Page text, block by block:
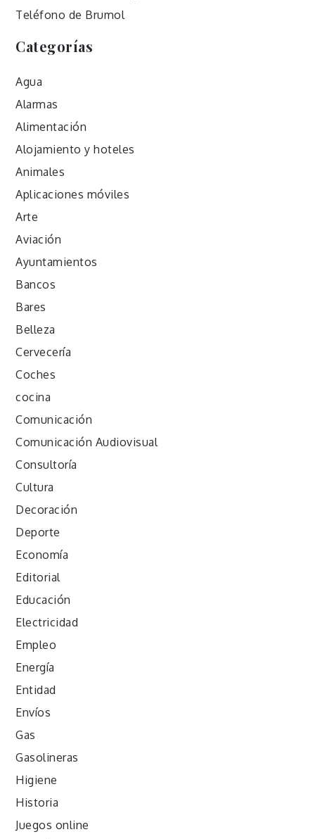
Teléfono de Brumol
Categorías
Agua
Alarmas
Alimentación
Alojamiento y hoteles
Animales
Aplicaciones móviles
Arte
Aviación
Ayuntamientos
Bancos
Bares
Belleza
Cervecería
Coches
cocina
Comunicación
Comunicación Audiovisual
Consultoría
Cultura
Decoración
Deporte
Economía
Editorial
Educación
Electricidad
Empleo
Energía
Entidad
Envíos
Gas
Gasolineras
Higiene
Historia
Juegos online